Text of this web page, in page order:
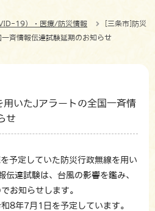
19）・医療/防災情報
[三条市]防災
斉情報伝達試験延期のお知らせ
用いたJアラートの全国一斉情
せ
予定していた防災行政無線を用い
伝達試験は、台風の影響を鑑み、
お知らせします。
8年7月1日を予定しています。